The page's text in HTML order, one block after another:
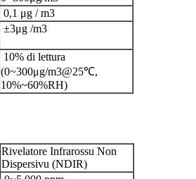
0,1 μg / m3
±3μg /m3
10% di lettura
(0~300μg/m3@25℃,
10%~60%RH)
Rivelatore Infrarossu Non
Dispersivu (NDIR)